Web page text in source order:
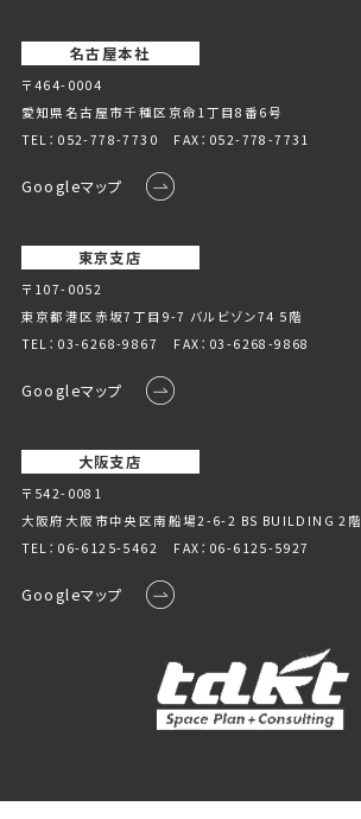
名古屋本社
〒464-0004
愛知県名古屋市千種区京命1丁⽬8番6号
TEL： 052-778-7730 FAX：052-778-7731
Googleマップ
東京支店
〒107-0052
東京都港区赤坂7丁目9-7 バルビゾン74 5階
TEL： 03-6268-9867 FAX：03-6268-9868
Googleマップ
大阪支店
〒542-0081
大阪府大阪市中央区南船場2-6-2 BS BUILDING 2階
TEL： 06-6125-5462 FAX：06-6125-5927
Googleマップ